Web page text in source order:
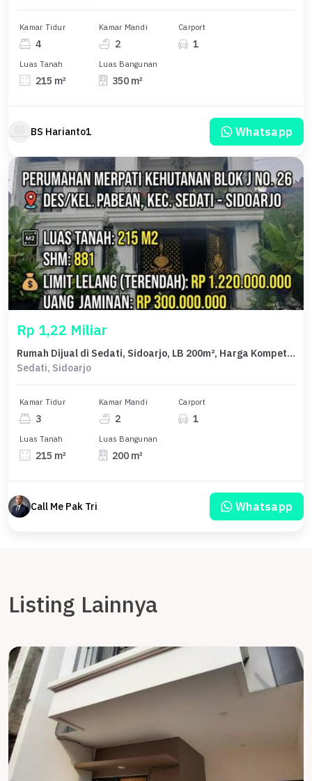
Kamar Tidur
4
Kamar Mandi
2
Carport
1
Luas Tanah
215 m²
Luas Bangunan
350 m²
BS Harianto1 Whatsapp
Rp 1,22 Miliar
Rumah Dijual di Sedati, Sidoarjo, LB 200m², Harga Kompetitif!
Sedati, Sidoarjo
Kamar Tidur
3
Kamar Mandi
2
Carport
1
Luas Tanah
215 m²
Luas Bangunan
200 m²
Call Me Pak Tri Whatsapp
Listing Lainnya